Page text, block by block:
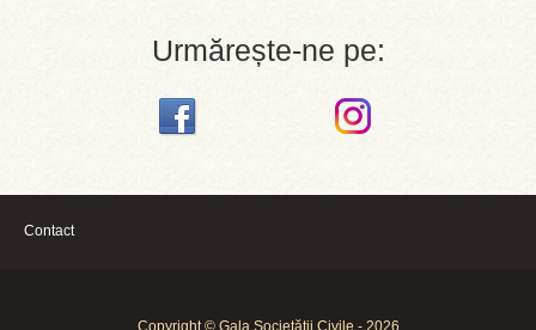
Urmărește-ne pe:
Contact
Copyright © Gala Societății Civile - 2026